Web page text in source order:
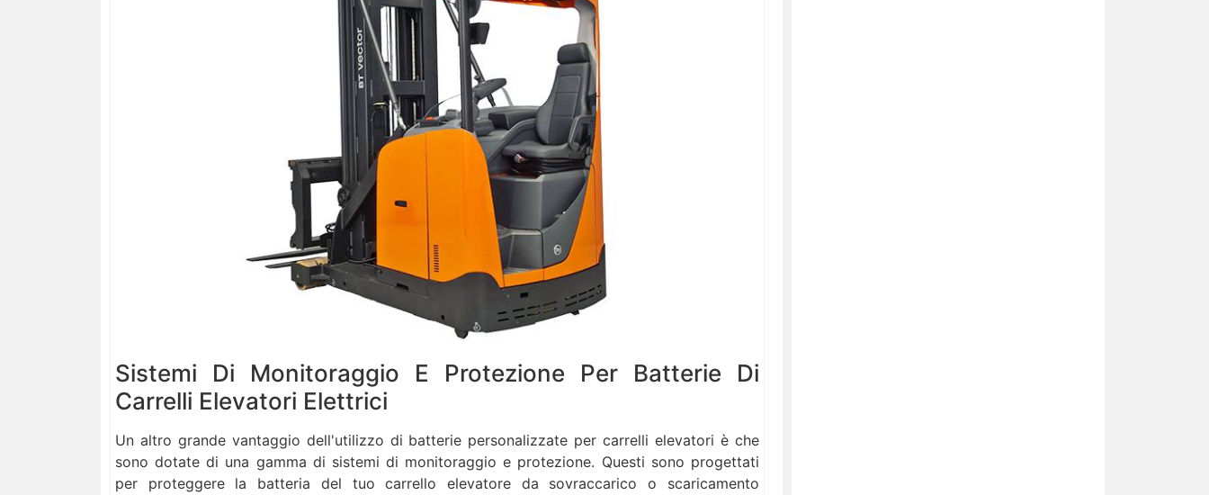
Sistemi Di Monitoraggio E Protezione Per Batterie Di
Carrelli Elevatori Elettrici
Un altro grande vantaggio dell'utilizzo di batterie personalizzate per carrelli elevatori è che
sono dotate di una gamma di sistemi di monitoraggio e protezione. Questi sono progettati
per proteggere la batteria del tuo carrello elevatore da sovraccarico o scaricamento